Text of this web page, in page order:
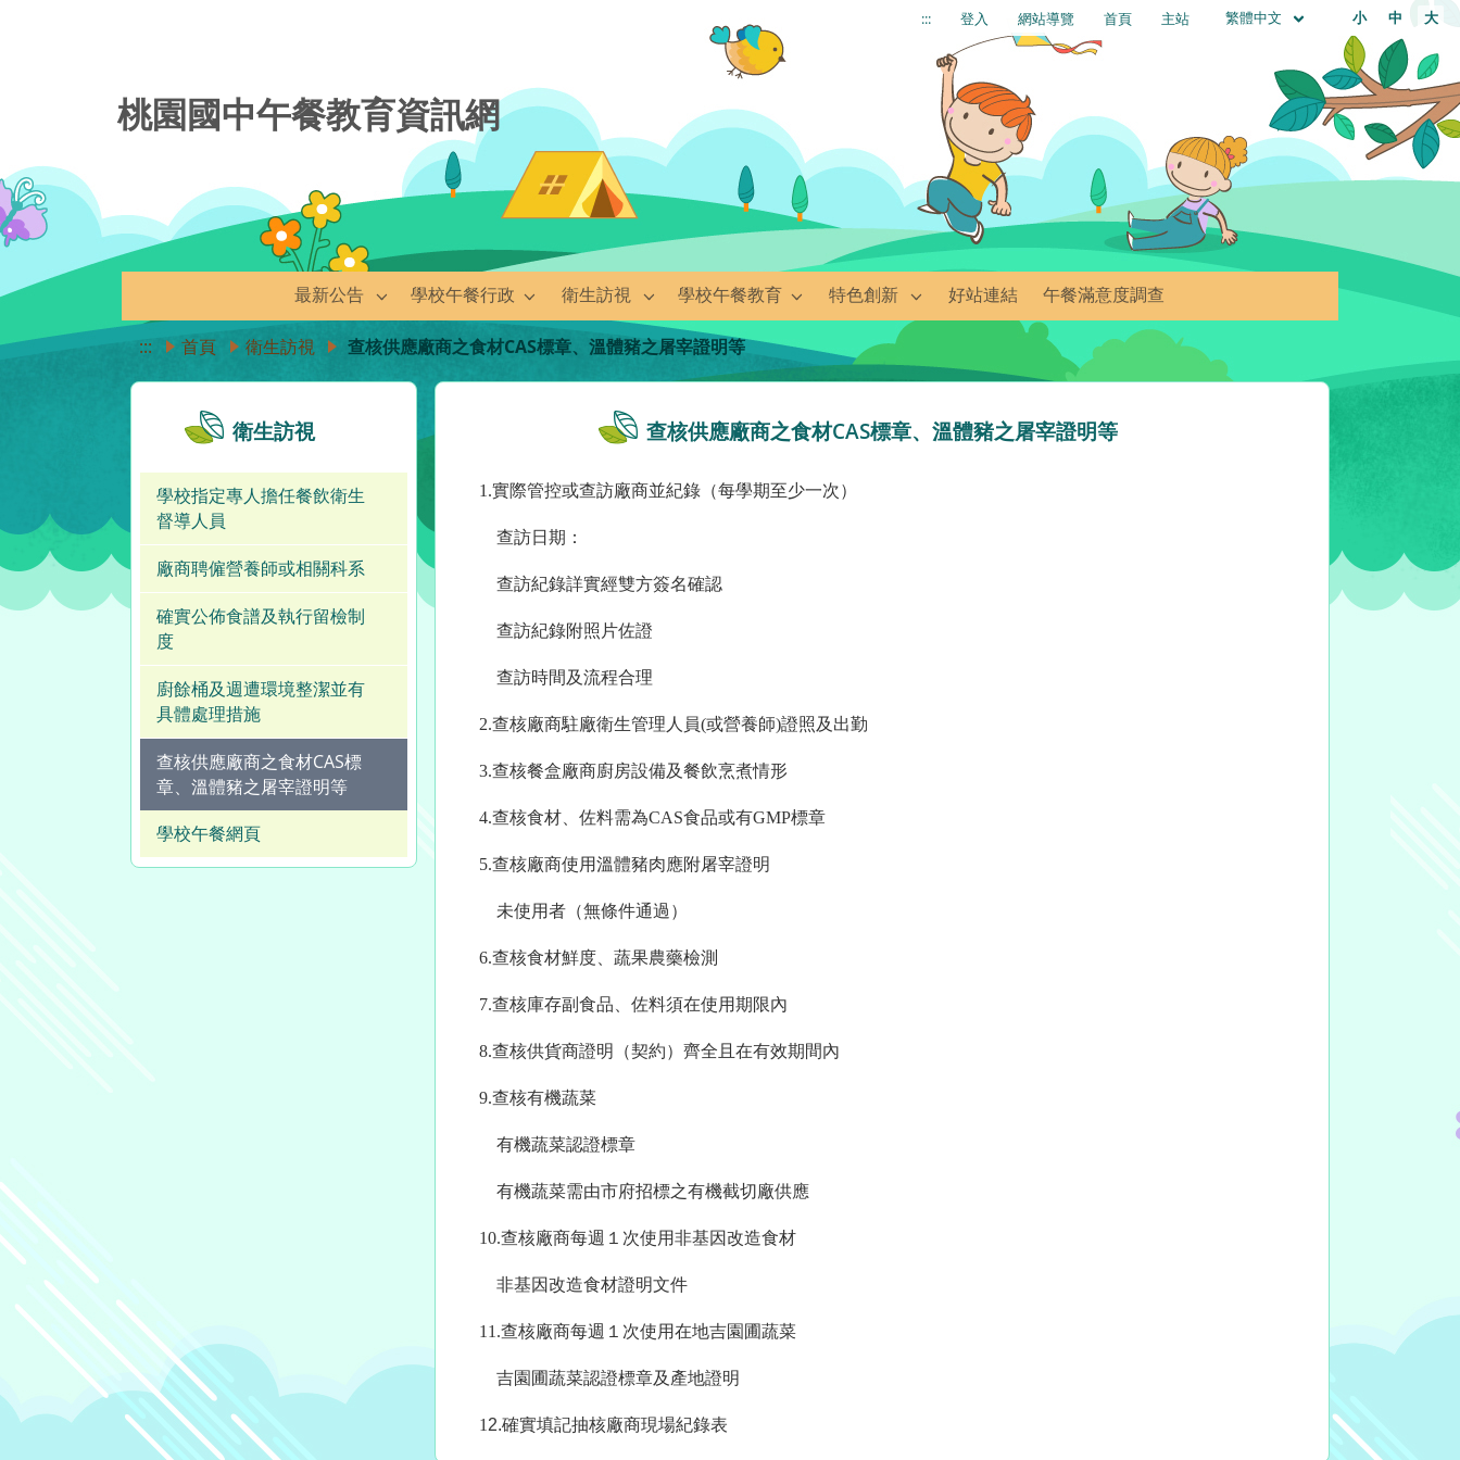
::: 登入 網站導覽 首頁 主站 繁體中文 小 中 大
桃園國中午餐教育資訊網
最新公告 學校午餐行政 衛生訪視 學校午餐教育 特色創新 好站連結 午餐滿意度調查
::: 首頁 衛生訪視 查核供應廠商之食材CAS標章、溫體豬之屠宰證明等
衛生訪視
學校指定專人擔任餐飲衛生
督導人員
廠商聘僱營養師或相關科系
確實公佈食譜及執行留檢制
度
廚餘桶及週遭環境整潔並有
具體處理措施
查核供應廠商之食材CAS標
章、溫體豬之屠宰證明等
學校午餐網頁
查核供應廠商之食材CAS標章、溫體豬之屠宰證明等
1.實際管控或查訪廠商並紀錄（每學期至少一次）
查訪日期：
查訪紀錄詳實經雙方簽名確認
查訪紀錄附照片佐證
查訪時間及流程合理
2.查核廠商駐廠衛生管理人員(或營養師)證照及出勤
3.查核餐盒廠商廚房設備及餐飲烹煮情形
4.查核食材、佐料需為CAS食品或有GMP標章
5.查核廠商使用溫體豬肉應附屠宰證明
未使用者（無條件通過）
6.查核食材鮮度、蔬果農藥檢測
7.查核庫存副食品、佐料須在使用期限內
8.查核供貨商證明（契約）齊全且在有效期間內
9.查核有機蔬菜
有機蔬菜認證標章
有機蔬菜需由市府招標之有機截切廠供應
10.查核廠商每週１次使用非基因改造食材
非基因改造食材證明文件
11.查核廠商每週１次使用在地吉園圃蔬菜
吉園圃蔬菜認證標章及產地證明
1 2.確實填記抽核廠商現場紀錄表